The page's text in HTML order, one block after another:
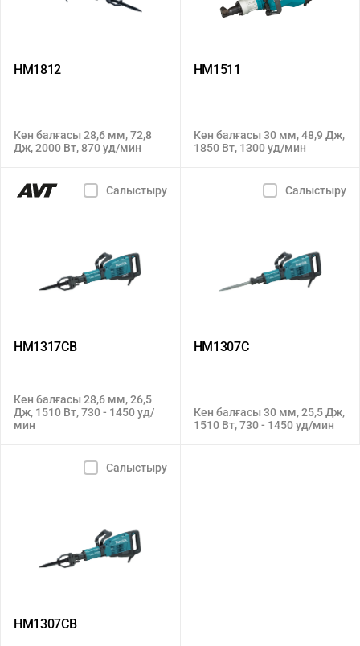
HM1812
Кен балғасы 28,6 мм, 72,8
Дж, 2000 Вт, 870 уд/мин
HM1511
Кен балғасы 30 мм, 48,9 Дж,
1850 Вт, 1300 уд/мин
Салыстыру
HM1317CB
Кен балғасы 28,6 мм, 26,5
Дж, 1510 Вт, 730 - 1450 уд/
мин
Салыстыру
HM1307C
Кен балғасы 30 мм, 25,5 Дж,
1510 Вт, 730 - 1450 уд/мин
Салыстыру
HM1307CB